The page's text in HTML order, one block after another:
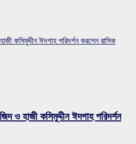
কসিমুদ্দীন ঈদগাহ পরিদর্শন করলেন রাসিক
ও হাজী কসিমুদ্দীন ঈদগাহ পরিদর্শন